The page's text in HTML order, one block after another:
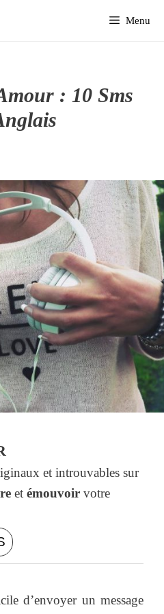
Menu
: 10 Sms
et introuvables sur
et émouvoir votre
d’envoyer un message